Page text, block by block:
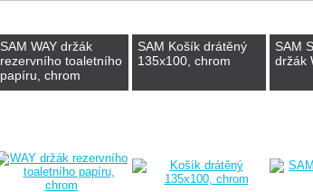
SAM WAY držák
rezervního toaletního
papíru, chrom
SAM Košík drátěný
135x100, chrom
SAM
držák